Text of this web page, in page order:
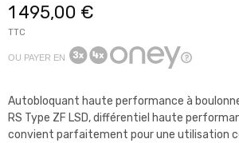
1 495,00 €
TTC
OU PAYER EN
Autobloquant haute performance à
RS Type ZF LSD,différentiel haute
convient parfaitement pour une utilisation